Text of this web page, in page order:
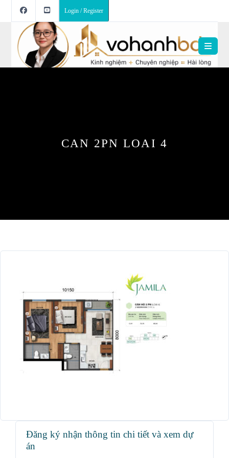
Login / Register
CAN 2PN LOAI 4
Đăng ký nhận thông tin chi tiết và xem dự
án